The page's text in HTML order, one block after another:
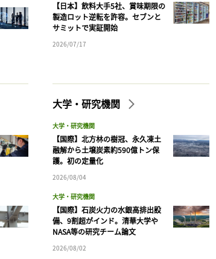
【日本】飲料大手5社、賞味期限の
製造ロット逆転を許容。セブンと
サミットで実証開始
2026/07/17
大学・研究機関
大学・研究機関
【国際】北方林の樹冠、永久凍土
融解から土壌炭素約590億トン保
護。初の定量化
2026/08/04
大学・研究機関
【国際】石炭火力の水銀高排出設
備、9割超がインド。清華大学や
NASA等の研究チーム論文
2026/08/02